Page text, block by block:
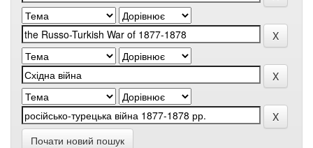
Почати новий пошук